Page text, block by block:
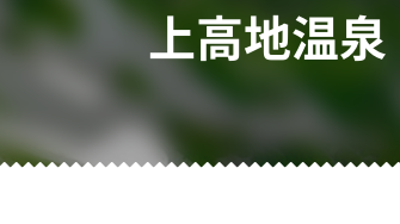
上高地温泉